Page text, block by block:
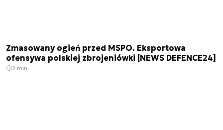
Zmasowany ogień przed MSPO. Eksportowa
ofensywa polskiej zbrojeniówki [NEWS DEFENCE24]
2 min.